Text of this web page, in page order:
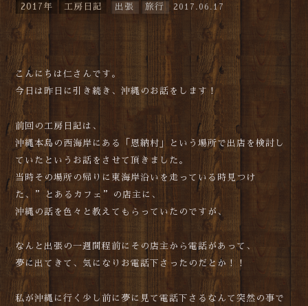
2017年 工房日記 出張 旅行 2017.06.17
こんにちは仁さんです。
今日は昨日に引き続き、沖縄のお話をします！
前回の工房日記は、
沖縄本島の西海岸にある「恩納村」という場所で出店を検討し
ていたというお話をさせて頂きました。
当時その場所の帰りに東海岸沿いを走っている時見つけ
た、”とあるカフェ”の店主に、
沖縄の話を色々と教えてもらっていたのですが、
なんと出張の一週間程前にその店主から電話があって、
夢に出てきて、気になりお電話下さったのだとか！！
私が沖縄に行く少し前に夢に見て電話下さるなんて突然の事で